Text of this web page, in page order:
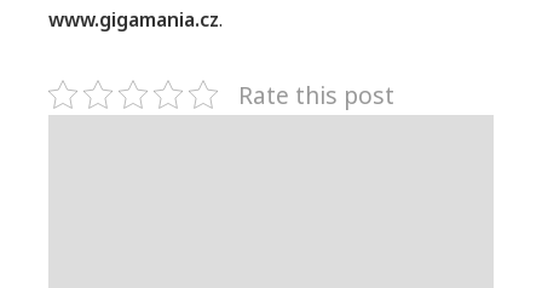
www.gigamania.cz.
Rate this post